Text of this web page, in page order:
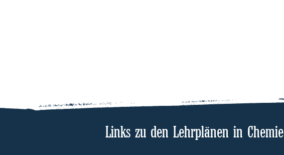
Links zu den Lehrplänen in Chemie